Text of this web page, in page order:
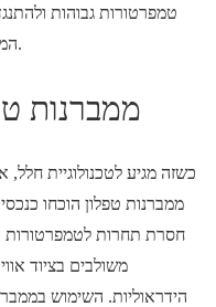
טמפרטורות גבוהות
המועדפת עבור יישומים אלקטרוניים שונים.
ממברנות
כשזה מגיע לטכנולוגיית חלל,
ממברנות טפלון הוכחו
חסרת תחרות לטמפרטורות
משולבים בציוד
הידראוליות. השימוש